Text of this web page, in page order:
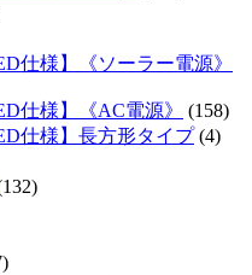
仕様】《ソーラー電源》
仕様】《AC電源》
(158)
仕様】長方形タイプ(4)